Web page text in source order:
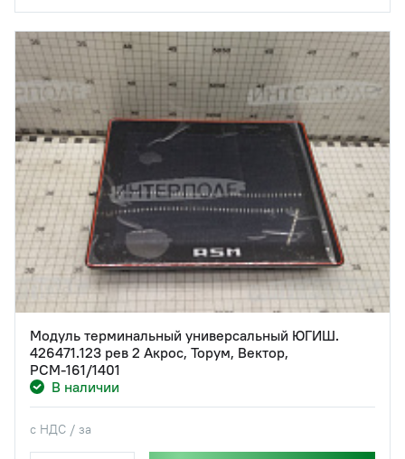
Модуль терминальный универсальный ЮГИШ.
426471.123 рев 2 Акрос, Торум, Вектор,
РСМ-161/1401
В наличии
с НДС / за